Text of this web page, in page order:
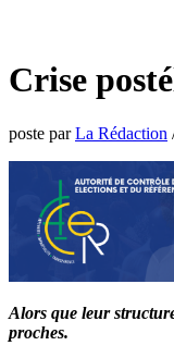
Crise
poste parLa Rédaction
Alors que leur
proches.